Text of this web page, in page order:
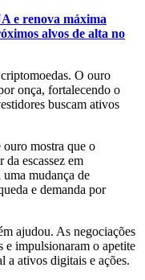
e renova máxima
alvos de alta no
O ouro
onça, fortalecendo o
buscam ativos
mostra que o
escassez em
mudança de
e demanda por
ajudou. As negociações
e impulsionaram o apetite
a ativos digitais e ações.